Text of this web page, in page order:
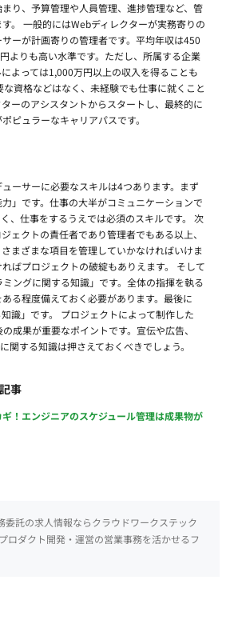
り、予算管理や人員管理、進捗管理など、管
。 一般的にはWebディレクターが実務寄りの
ーが計画寄りの管理者です。平均年収は450
よりも高い水準です。ただし、所属する企業
よっては1,000万円以上の収入を得ることも
資格などはなく、未経験でも仕事に就くこと
ーのアシスタントからスタートし、最終的に
ピュラーなキャリアパスです。
ーサーに必要なスキルは4つあります。まず
」です。仕事の大半がコミュニケーションで
、仕事をするうえでは必須のスキルです。 次
ェクトの責任者であり管理者でもある以上、
まざまな項目を管理していかなければいけま
ばプロジェクトの破綻もありえます。 そして
ミングに関する知識」です。全体の指揮を執る
る程度備えておく必要があります。最後に
識」です。 プロジェクトによって制作した
成果が重要なポイントです。宣伝や広告、
関する知識は押さえておくべきでしょう。
事
！エンジニアのスケジュール管理は成果物が
委託の求人情報ならクラウドワークステック
プロダクト開発・運営の営業事務を活かせるフ